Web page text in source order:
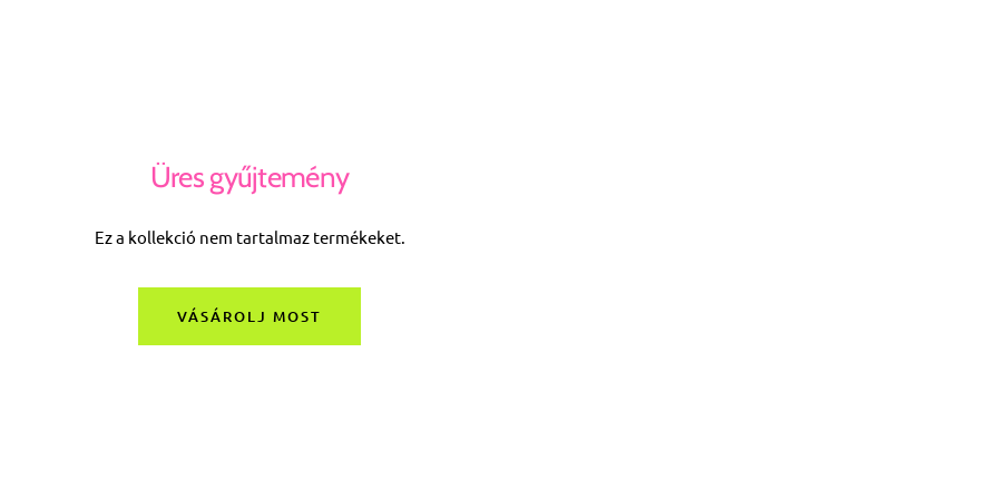
Üres gyűjtemény
Ez a kollekció nem tartalmaz termékeket.
VÁSÁROLJ MOST